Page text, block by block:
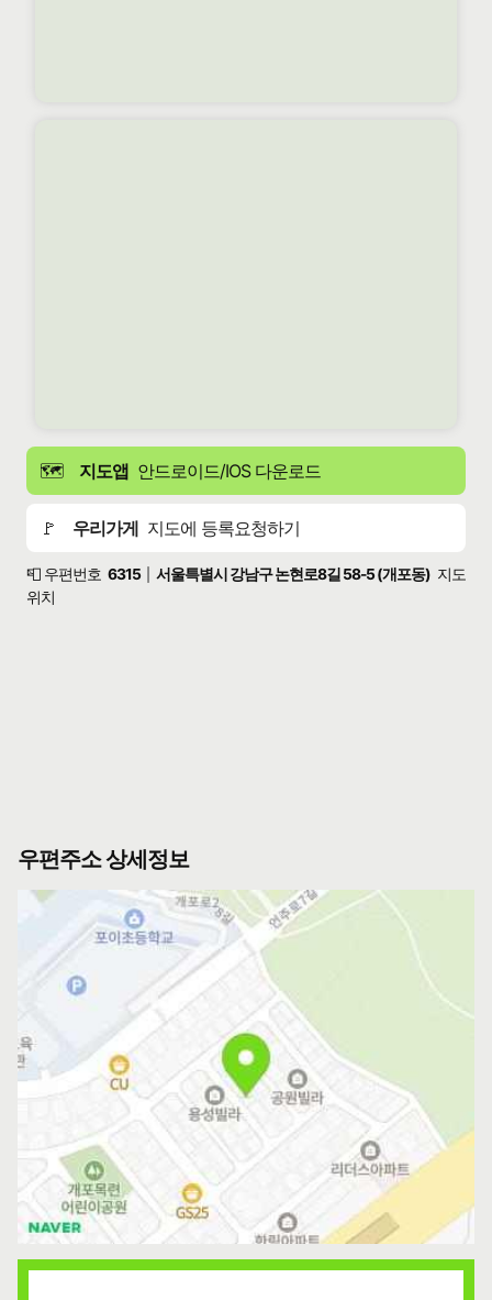
🗺️ 지도앱 안드로이드/IOS 다운로드
🚩 우리가게 지도에 등록요청하기
📮 우편번호 6315 서울특별시 강남구 논현로8길 58-5 (개포동) 지도
위치
우편주소 상세정보